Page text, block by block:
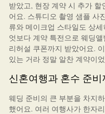
받았고, 현장 계약 시 추가
어요. 스튜디오 촬영 샘플 사
류와 메이크업 스타일도 상
엇보다 계약 특전으로 웨딩
리허설 쿠폰까지 받았어요.
있는 거라 정말 알찬 계약이
신혼여행과 혼수 준비
웨딩 준비의 큰 부분을 차지
했어요. 여러 여행사가 한자